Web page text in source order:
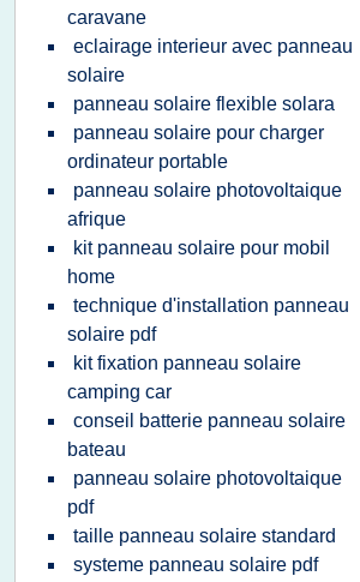
caravane
eclairage interieur avec panneau
solaire
panneau solaire flexible solara
panneau solaire pour charger
ordinateur portable
panneau solaire photovoltaique
afrique
kit panneau solaire pour mobil
home
technique d'installation panneau
solaire pdf
kit fixation panneau solaire
camping car
conseil batterie panneau solaire
bateau
panneau solaire photovoltaique
pdf
taille panneau solaire standard
systeme panneau solaire pdf